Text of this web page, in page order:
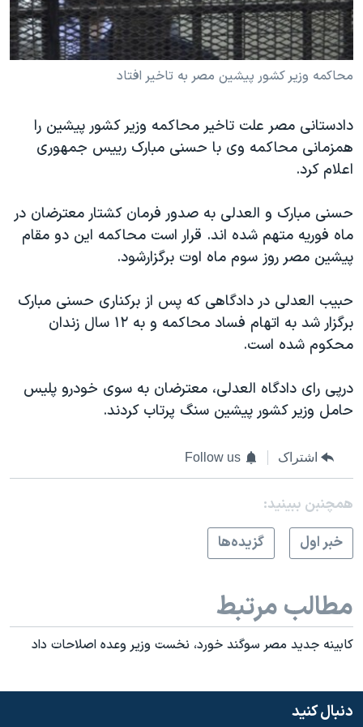
فرهنگ و زندگی
حقوق شهروندی
اقتصادی
اسرائیل در جنگ
گالری عکس
مستندها
انتخابات ریاست جمهوری آمریکا ۲۰۲۴
حمله جمهوری اسلامی به اسرائیل
ورزش زنان در ایران
اعتراضات زن، زندگی، آزادی
تریبونال مردمی آبان ۹۸
دادگاه حمید نوری
قانون شفافیت دارائی کادر رهبری ایران
اعتراضات مردمی آبان ۹۸
نرگس محمدی برنده جایزه نوبل صلح
صفحه‌های ویژه
سفر پرزیدنت ترامپ به چین
دنبال کنید
زبانهای مختلف
محاکمه وزير کشور پيشين مصر به تاخير افتاد
دادستانی مصر علت تاخير محاکمه وزير کشور پيشين را
همزمانی محاکمه وی با حسنی مبارک رييس جمهوری
اعلام کرد.
حسنی مبارک و العدلی به صدور فرمان کشتار معترضان در
ماه فوریه متهم شده اند. قرار است محاکمه اين دو مقام
پيشين مصر روز سوم ماه اوت برگزارشود.
حبيب العدلی در دادگاهی که پس از برکناری حسنی مبارک
برگزار شد به اتهام فساد محاکمه و به ۱۲ سال زندان
محکوم شده است.
درپی رای دادگاه العدلی، معترضان به سوی خودرو پليس
حامل وزير کشور پيشين سنگ پرتاب کردند.
اشتراک Follow us
همچنبن ببینید:
خبر اول
گزيده‌ها
مطالب مرتبط
کابینه جدید مصر سوگند خورد، نخست وزیر وعده اصلاحات داد
دنبال کنید